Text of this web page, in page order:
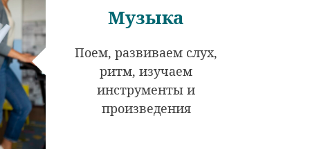
Музыка
Поем, развиваем слух,
ритм, изучаем
инструменты и
произведения